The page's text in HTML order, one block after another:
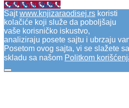
Call Now Button
Sajtwww.knjizaraodisej.rs koristi
kolačiće koji služe da poboljšaju
vaše korisničko iskustvo,
analiziraju posete sajtu i ubrzaju
Posetom ovog sajta, vi se slažete
skladu sa našom Politkom